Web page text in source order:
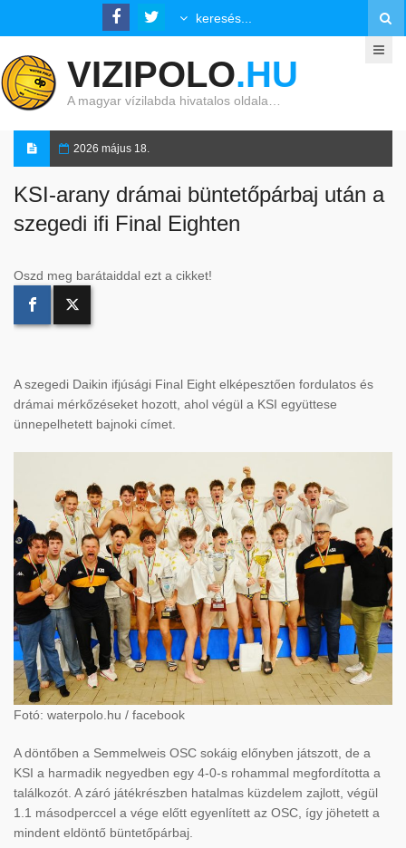
VIZIPOLO.HU
A magyar vízilabda hivatalos oldala…
2026 május 18.
KSI-arany drámai büntetőpárbaj után a
szegedi ifi Final Eighten
Oszd meg barátaiddal ezt a cikket!
A szegedi Daikin ifjúsági Final Eight elképesztően fordulatos és
drámai mérkőzéseket hozott, ahol végül a KSI együttese
ünnepelhetett bajnoki címet.
Fotó: waterpolo.hu / facebook
A döntőben a Semmelweis OSC sokáig előnyben játszott, de a
KSI a harmadik negyedben egy 4-0-s rohammal megfordította a
találkozót. A záró játékrészben hatalmas küzdelem zajlott, végül
1.1 másodperccel a vége előtt egyenlített az OSC, így jöhetett a
mindent eldöntő büntetőpárbaj.